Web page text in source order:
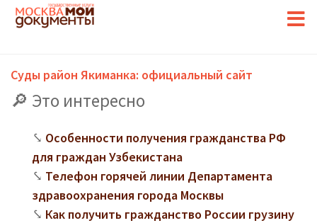
Суды район Якиманка: официальный сайт
Это интересно
Особенности получения гражданства РФ
для граждан Узбекистана
Телефон горячей линии Департамента
здравоохранения города Москвы
Как получить гражданство России грузину